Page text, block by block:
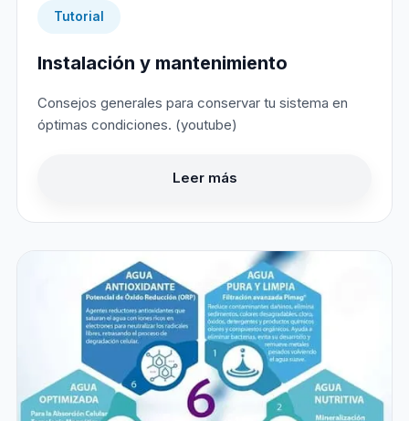
Tutorial
Instalación y mantenimiento
Consejos generales para conservar tu sistema en
óptimas condiciones. (youtube)
Leer más